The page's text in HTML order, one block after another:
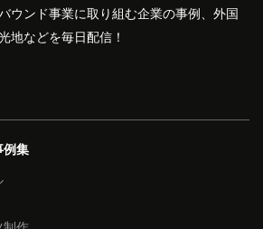
ウンド事業に取り組む企業の事例、外国
地などを毎日配信！
例集